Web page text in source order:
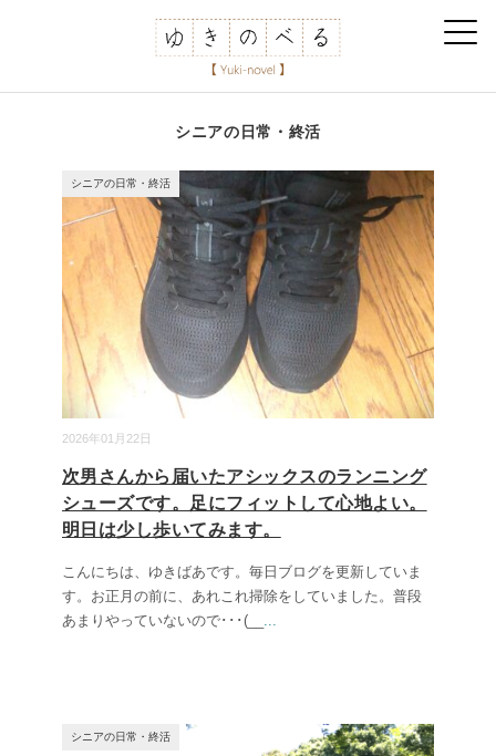
シニアの日常・終活
2026年01月22日
シニアの日常・終活
次男さんから届いたアシックスのランニング
シューズです。足にフィットして心地よい。
明日は少し歩いてみます。
こんにちは、ゆきばあです。毎日ブログを更新していま
す。お正月の前に、あれこれ掃除をしていました。普段
あまりやっていないので･･･(__ ...
シニアの日常・終活